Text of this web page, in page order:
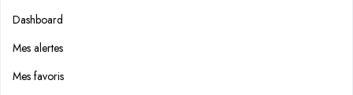
Dashboard
Mes alertes
Mes favoris